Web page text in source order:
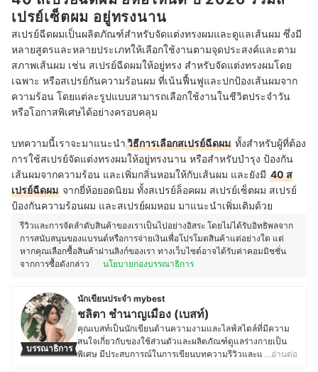
เปรย์เซ็ตผม อยู่ทรงนาน
สเปรย์ฉีดผมเป็นผลิตภัณฑ์สำหรับจัดแต่งทรงผมและดูแลเส้นผม ซึ่งมี
หลายสูตรและหลายประเภทให้เลือกใช้งานตามจุดประสงค์และตาม
สภาพเส้นผม เช่น สเปรย์ฉีดผมให้อยู่ทรง สำหรับจัดแต่งทรงผมโดย
เฉพาะ หรือสเปรย์กันความร้อนผม ที่เน้นฟื้นฟูและปกป้องเส้นผมจาก
ความร้อน โดยแต่ละรูปแบบสามารถเลือกใช้งานในชีวิตประจำวัน
หรือโอกาสพิเศษได้อย่างครอบคลุม
บทความนี้เราจะมาแนะนำวิธีการเลือกสเปรย์ฉีดผม ทั้งสำหรับผู้ที่ต้อง
การใช้สเปรย์จัดแต่งทรงผมให้อยู่ทรงนาน หรือสำหรับบำรุง ป้องกัน
เส้นผมจากความร้อน และเพิ่มกลิ่นหอมให้กับเส้นผม และยังมี 40 ส
เปรย์ฉีดผม จากยี่ห้อยอดนิยม ทั้งสเปรย์ล็อคผม สเปรย์เซ็ตผม สเปรย์
ป้องกันความร้อนผม และสเปรย์ผมหอม มาแนะนำเพิ่มเติมด้วย
รีวิวและการจัดลำดับสินค้าของเราเป็นไปอย่างอิสระ โดยไม่ได้รับอิทธิพลจาก
การสนับสนุนของแบรนด์หรือการจ่ายเงินเพื่อโปรโมตสินค้าแต่อย่างใด แต่
หากคุณเลือกซื้อสินค้าผ่านลิงก์ของเรา ทางเว็บไซต์อาจได้รับค่าคอมมิชชั่น
จากการซื้อดังกล่าว
นโยบายกองบรรณาธิการ
บรรณาธิการ
นักเขียนประจำ mybest
ชลิตา ชำนาญเมือง (เบสท์)
คุณเบสท์เป็นนักเขียนด้านความงามและไลฟ์สไตล์ที่มีความ
สนใจเกี่ยวกับของใช้ส่วนตัวและผลิตภัณฑ์ดูแลร่างกายเป็น
พิเศษ มีประสบการณ์ในการเขียนบทความรีวิวและแปลคอน
…อ่านต่อ